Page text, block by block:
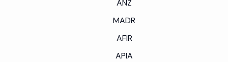
ANZ
MADR
AFIR
APIA